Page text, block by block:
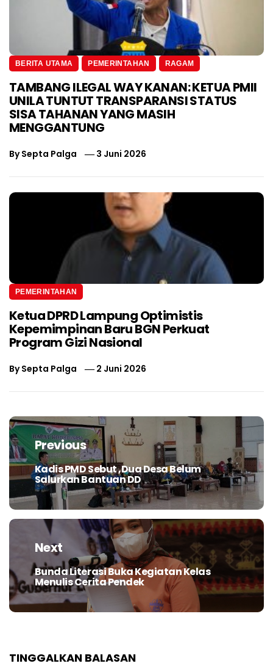
BERITA UTAMA PEMERINTAHAN RAGAM
TAMBANG ILEGAL WAY KANAN: KETUA PMII
UNILA TUNTUT TRANSPARANSI STATUS
SISA TAHANAN YANG MASIH
MENGGANTUNG
BySepta Palga 3 Juni 2026
PEMERINTAHAN
Ketua DPRD Lampung Optimistis
Kepemimpinan Baru BGN Perkuat
Program Gizi Nasional
BySepta Palga 2 Juni 2026
Navigasi
posPrevious
Previous
post:
Kadis PMD Sebut ,Dua Desa Belum
Salurkan Bantuan DD
Next
Next
post:
Bunda Literasi Buka Kegiatan Kelas
Menulis Cerita Pendek
TINGGALKAN BALASAN